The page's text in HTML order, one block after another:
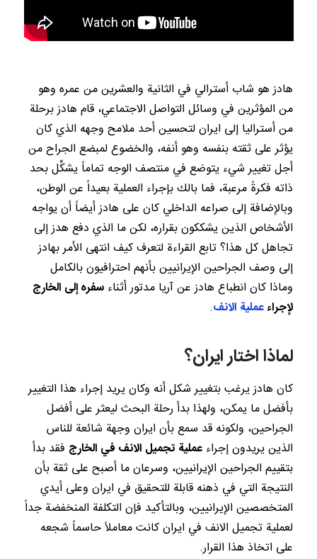
هادز هو شاب أسترالي في الثانية والعشرين من عمره وهو
من المؤثرين في وسائل التواصل الاجتماعي، قام هادز برحلة
من أستراليا إلى ايران لتحسين أحد ملامح وجهه الذي كان
يؤثر على ثقته بنفسه وهو أنفه، والخضوع لمبضع الجراح من
أجل تغيير شيء يتوضع في منتصف الوجه تماماً يشكِّل بحد
ذاته فكرةً مرعبة، فما بالك بإجراء العملية بعيداً عن الوطن،
وبالإضافة إلى صراعه الداخلي كان على هادز أيضاً أن يواجه
الأشخاص الذين يشككون بقراره، لكن ما الذي دفع هدز إلى
تجاهل كل هذا؟ تابع القراءة لتعرف كيف انتهى الأمر بهادز
إلى وصف الجراحين الإيرانيين بأنهم احترافيون بالكامل
وماذا كان انطباع هادز عن آريا مدتور أثناء سفره إلى الخارج
لإجراءعملية الانف.
لماذا اختار ايران؟
كان هادز يرغب بتغيير شكل أنه وكان يريد إجراء هذا التغيير
بأفضل ما يمكن، ولهذا بدأ رحلة البحث ليعثر على أفضل
الجراحين، ولكونه قد سمع بأن ايران وجهة شائعة للناس
الذين يريدون إجراء عملية تجميل الانف في الخارج فقد بدأ
بتقييم الجراحين الإيرانيين، وسرعان ما أصبح على ثقة بأن
النتيجة التي في ذهنه قابلة للتحقيق في ايران وعلى أيدي
المتخصصين الإيرانيين، وبالتأكيد فإن التكلفة المنخفضة جداً
لعملية تجميل الانف في ايران كانت معاملاً حاسماً شجعه
على اتخاذ هذا القرار.